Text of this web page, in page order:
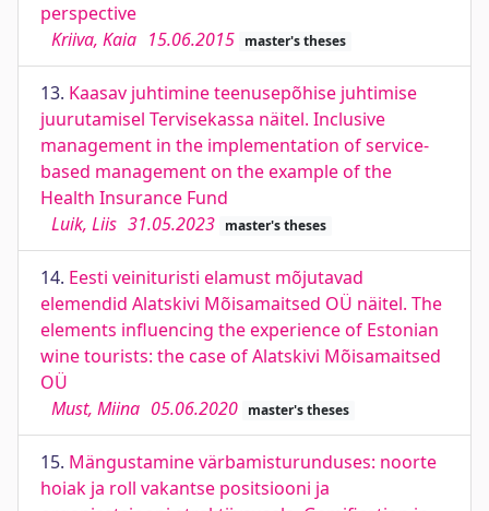
perspective
Kriiva, Kaia 15.06.2015 master's theses
13. Kaasav juhtimine teenusepõhise juhtimise
juurutamisel Tervisekassa näitel. Inclusive
management in the implementation of service-
based management on the example of the
Health Insurance Fund
Luik, Liis 31.05.2023 master's theses
14. Eesti veinituristi elamust mõjutavad
elemendid Alatskivi Mõisamaitsed OÜ näitel. The
elements influencing the experience of Estonian
wine tourists: the case of Alatskivi Mõisamaitsed
OÜ
Must, Miina 05.06.2020 master's theses
15. Mängustamine värbamisturunduses: noorte
hoiak ja roll vakantse positsiooni ja